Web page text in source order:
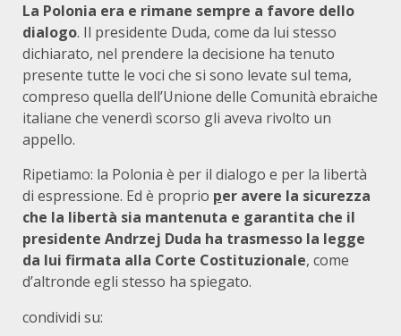
La Polonia era e rimane sempre a favore dello
dialogo. Il presidente Duda, come da lui stesso
dichiarato, nel prendere la decisione ha tenuto
presente tutte le voci che si sono levate sul tema,
compreso quella dell’Unione delle Comunità ebraiche
italiane che venerdì scorso gli aveva rivolto un
appello.
Ripetiamo: la Polonia è per il dialogo e per la libertà
di espressione. Ed è proprio per avere la sicurezza
che la libertà sia mantenuta e garantita che il
presidente Andrzej Duda ha trasmesso la legge
da lui firmata alla Corte Costituzionale, come
d’altronde egli stesso ha spiegato.
condividi su: